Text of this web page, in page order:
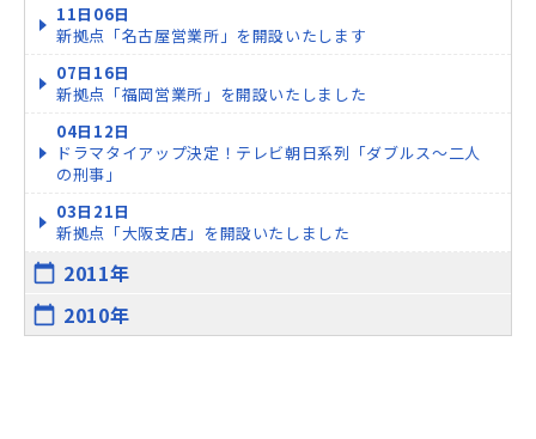
11日06日
新拠点「名古屋営業所」を開設いたします
07日16日
新拠点「福岡営業所」を開設いたしました
04日12日
ドラマタイアップ決定！テレビ朝日系列「ダブルス～二人
の刑事」
03日21日
新拠点「大阪支店」を開設いたしました
calendar_today 2011年
calendar_today 2010年